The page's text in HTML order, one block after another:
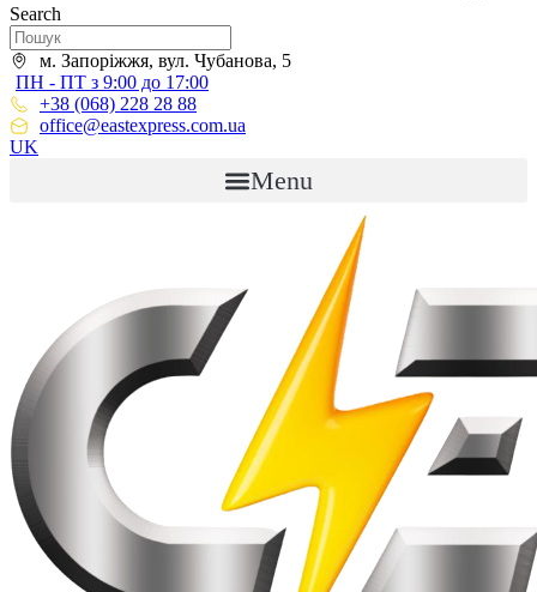
Search
м. Запоріжжя, вул. Чубанова, 5
ПН - ПТ з 9:00 до 17:00
+38 (068) 228 28 88
office@eastexpress.com.ua
UK
Menu